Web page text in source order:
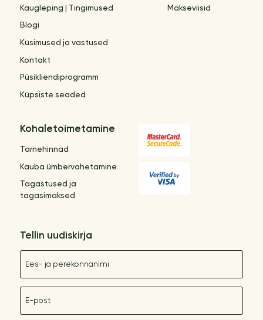
Kaugleping | Tingimused
Blogi
Küsimused ja vastused
Kontakt
Püsikliendiprogramm
Küpsiste seaded
Makseviisid
Kohaletoimetamine
Tarnehinnad
Kauba ümbervahetamine
Tagastused ja
tagasimaksed
Tellin uudiskirja